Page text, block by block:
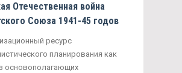
Отечественная война
Союза 1941-45 годов
ресурс
планирования как
основополагающих